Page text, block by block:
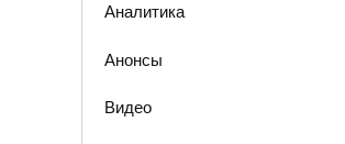
Аналитика
Анонсы
Видео